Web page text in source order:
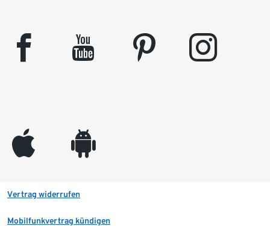
facebook youtube pinterest instagram
appleinc android
Vertrag widerrufen
Mobilfunkvertrag kündigen